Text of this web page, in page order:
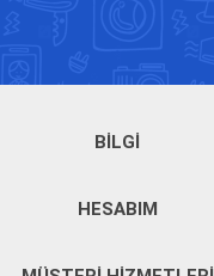
BILGI
HESABIM